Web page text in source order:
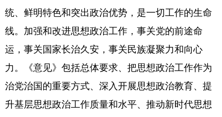
统、鲜明特色和突出政治优势，是一切工作的生命
线。加强和改进思想政治工作，事关党的前途命
运，事关国家长治久安，事关民族凝聚力和向心
力。《意见》包括总体要求、把思想政治工作作为
治党治国的重要方式、深入开展思想政治教育、提
升基层思想政治工作质量和水平、推动新时代思想